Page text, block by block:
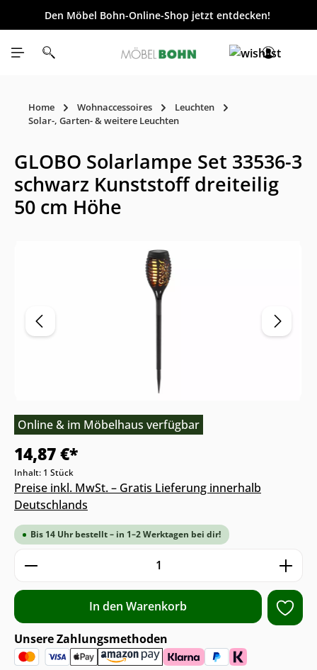
springen
Den Möbel Bohn-Online-Shop jetzt entdecken!
Home Wohnaccessoires
Leuchten
Solar-, Garten- & weitere Leuchten
GLOBO Solarlampe Set 33536-3
schwarz Kunststoff dreiteilig
50 cm Höhe
Online & im Möbelhaus verfügbar
14,87 €*
Inhalt: 1 Stück
Preise inkl. MwSt. – Gratis Lieferung innerhalb
Deutschlands
Bis 14 Uhr bestellt – in 1–2 Werktagen bei dir!
Produkt Anzahl: Gib den
In den Warenkorb
Unsere Zahlungsmethoden